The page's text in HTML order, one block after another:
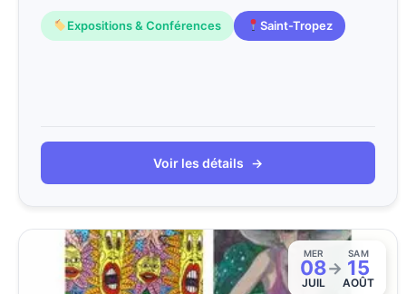
Expositions & Conférences Saint-Tropez
Voir les détails →
MER
08
JUIL
→
SAM
15
AOÛT